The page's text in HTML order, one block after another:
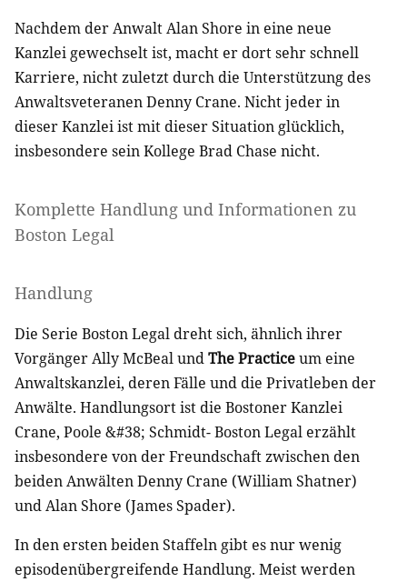
Nachdem der Anwalt Alan Shore in eine neue
Kanzlei gewechselt ist, macht er dort sehr schnell
Karriere, nicht zuletzt durch die Unterstützung des
Anwaltsveteranen Denny Crane. Nicht jeder in
dieser Kanzlei ist mit dieser Situation glücklich,
insbesondere sein Kollege Brad Chase nicht.
Komplette Handlung und Informationen zu
Boston Legal
Handlung
Die Serie Boston Legal dreht sich, ähnlich ihrer
Vorgänger Ally McBeal undThe Practiceum eine
Anwaltskanzlei, deren Fälle und die Privatleben der
Anwälte. Handlungsort ist die Bostoner Kanzlei
Crane, Poole &#38; Schmidt- Boston Legal erzählt
insbesondere von der Freundschaft zwischen den
beiden Anwälten Denny Crane (William Shatner)
und Alan Shore (James Spader).
In den ersten beiden Staffeln gibt es nur wenig
episodenübergreifende Handlung. Meist werden